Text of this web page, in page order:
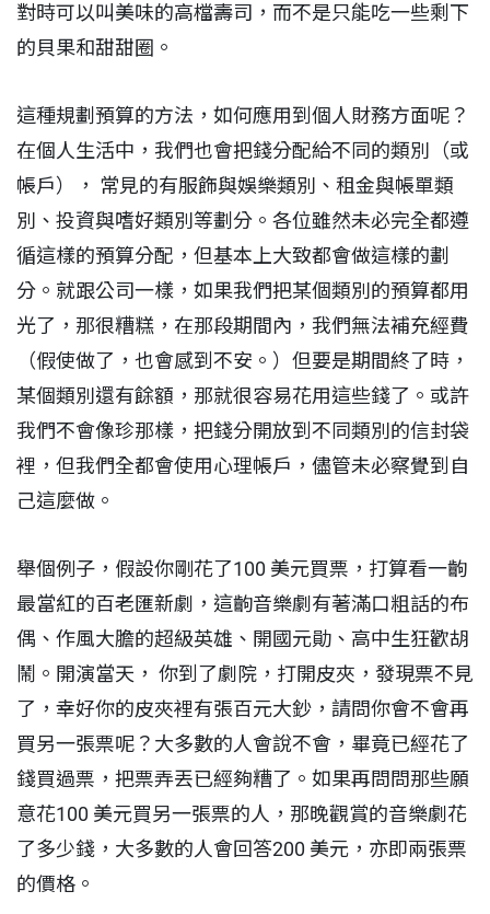
對時可以叫美味的高檔壽司，而不是只能吃一些剩下
的貝果和甜甜圈。
這種規劃預算的方法，如何應用到個人財務方面呢？
在個人生活中，我們也會把錢分配給不同的類別（或
帳戶）， 常見的有服飾與娛樂類別、租金與帳單類
別、投資與嗜好類別等劃分。各位雖然未必完全都遵
循這樣的預算分配，但基本上大致都會做這樣的劃
分。就跟公司一樣，如果我們把某個類別的預算都用
光了，那很糟糕，在那段期間內，我們無法補充經費
（假使做了，也會感到不安。）但要是期間終了時，
某個類別還有餘額，那就很容易花用這些錢了。或許
我們不會像珍那樣，把錢分開放到不同類別的信封袋
裡，但我們全都會使用心理帳戶，儘管未必察覺到自
己這麼做。
舉個例子，假設你剛花了100 美元買票，打算看一齣
最當紅的百老匯新劇，這齣音樂劇有著滿口粗話的布
偶、作風大膽的超級英雄、開國元勛、高中生狂歡胡
鬧。開演當天， 你到了劇院，打開皮夾，發現票不見
了，幸好你的皮夾裡有張百元大鈔，請問你會不會再
買另一張票呢？大多數的人會說不會，畢竟已經花了
錢買過票，把票弄丟已經夠糟了。如果再問問那些願
意花100 美元買另一張票的人，那晚觀賞的音樂劇花
了多少錢，大多數的人會回答200 美元，亦即兩張票
的價格。